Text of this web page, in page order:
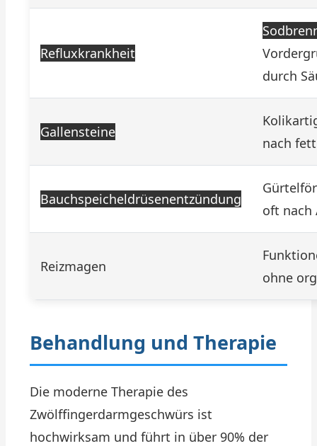
Refluxkrankheit
durch
Gallensteine
nach
Bauchspeicheldrüsenentzündung
oft nach
Reizmagen
ohne
Behandlung und Therapie
Die moderne Therapie des
Zwölffingerdarmgeschwürs ist
hochwirksam und führt in über 90% der